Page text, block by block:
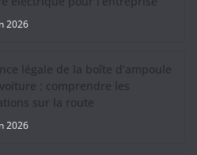
2026
légale de la boîte d’ampoule
: comprendre les
sur la route
2026